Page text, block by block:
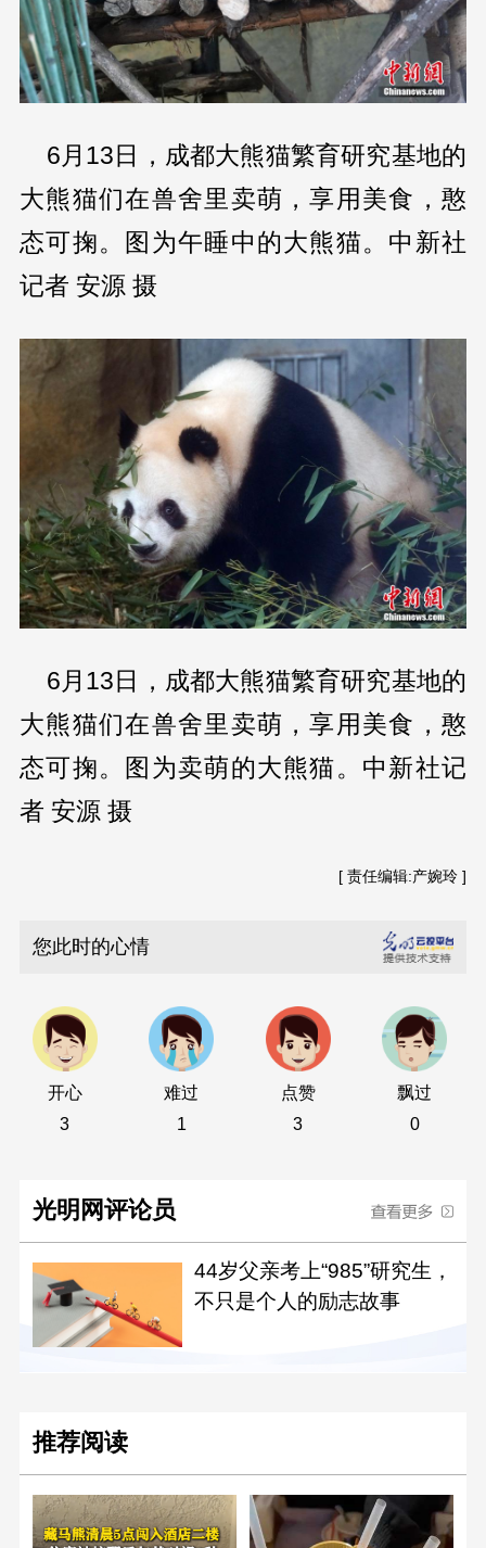
6月13日，成都大熊猫繁育研究基地的
大熊猫们在兽舍里卖萌，享用美食，憨
态可掬。图为午睡中的大熊猫。中新社
记者 安源 摄
6月13日，成都大熊猫繁育研究基地的
大熊猫们在兽舍里卖萌，享用美食，憨
态可掬。图为卖萌的大熊猫。中新社记
者 安源 摄
[ 责任编辑:产婉玲 ]
您此时的心情
开心
3
难过
1
点赞
3
飘过
0
光明网评论员
44岁父亲考上“985”研究生，
不只是个人的励志故事
推荐阅读